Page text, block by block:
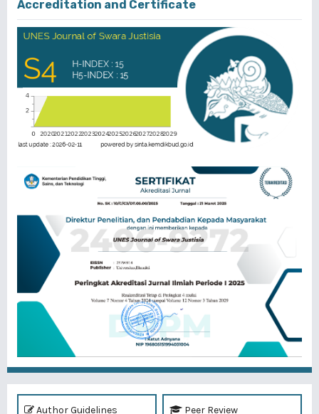
Accreditation and Certificate
Author Guidelines Peer Review